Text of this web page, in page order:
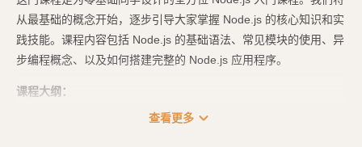
从最基础的概念开始，逐步引导大家掌握 Node.js 的核心知识和实
践技能。课程内容包括 Node.js 的基础语法、常见模块的使用、异
步编程概念、以及如何搭建完整的 Node.js 应用程序。
课程大纲：
Node.js 入门：学习如何设置 Node.js 环境，并探索 Node.js 的基础语
查看更多 expand_more